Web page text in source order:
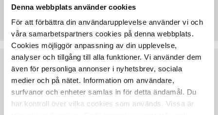
Denna webbplats använder cookies
För att förbättra din användarupplevelse använder vi och
våra samarbetspartners cookies på denna webbplats.
Cookies möjliggör anpassning av din upplevelse,
analyser och tillgång till alla funktioner. Vi använder dem
även för personliga annonser i nyhetsbrev, sociala
medier och på nätet. Information om användare,
surfvanor och enheter samlas in för detta ändamål. Du
har kontroll över vilka cookies som används. Vissa är
Teknisk data
Rekommenderat baserat på vald produkt